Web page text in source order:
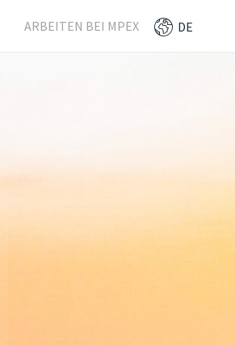
ARBEITEN BEI MPEX DE